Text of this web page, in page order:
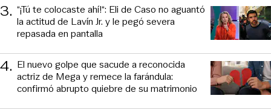
3. “¡Tú te colocaste ahí!“: Eli de Caso no aguantó
la actitud de Lavín Jr. y le pegó severa
repasada en pantalla
4. El nuevo golpe que sacude a reconocida
actriz de Mega y remece la farándula:
confirmó abrupto quiebre de su matrimonio